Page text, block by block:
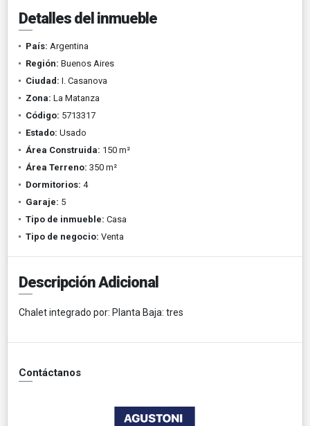
Detalles del inmueble
País: Argentina
Región: Buenos Aires
Ciudad: I. Casanova
Zona: La Matanza
Código: 5713317
Estado: Usado
Área Construida: 150 m²
Área Terreno: 350 m²
Dormitorios: 4
Garaje: 5
Tipo de inmueble: Casa
Tipo de negocio: Venta
Descripción Adicional
Chalet integrado por: Planta Baja: tres
Contáctanos